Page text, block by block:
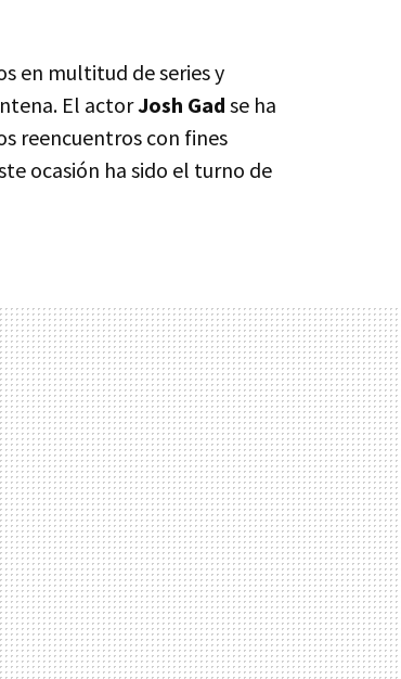
en multitud de series y
El actorJosh Gad se ha
reencuentros con fines
ocasión ha sido el turno de